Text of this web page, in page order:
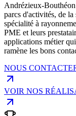
Andrézieux-Bouthéon
parcs d'activités, de
spécialité à
PME et leurs
applications métier
ramène les bons
NOUS
VOIR NOS